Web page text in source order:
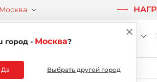
Москва
город - Москва?
Да Выбрать другой город
730-51-48 О компании
Каталог